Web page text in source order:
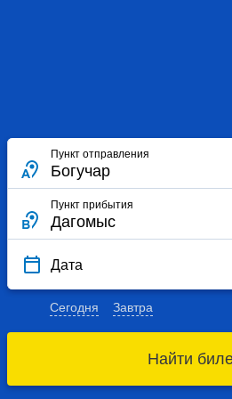
Пункт отправления
Пункт прибытия
Дата
Сегодня Завтра
Найти